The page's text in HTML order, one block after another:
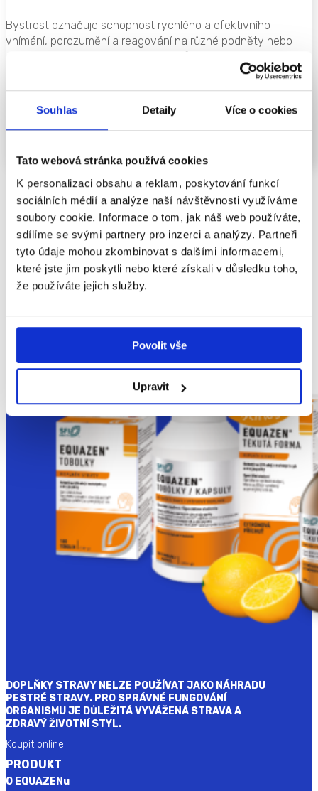
Souhlas Detaily Více o cookies
Tato webová stránka používá cookies
K personalizaci obsahu a reklam, poskytování funkcí
sociálních médií a analýze naší návštěvnosti využíváme
soubory cookie. Informace o tom, jak náš web používáte,
sdílíme se svými partnery pro inzerci a analýzy. Partneři
tyto údaje mohou zkombinovat s dalšími informacemi,
které jste jim poskytli nebo které získali v důsledku toho,
že používáte jejich služby.
Povolit vše
Upravit
Bystrost označuje schopnost rychlého a efektivního
vnímání, porozumění a reagování na různé podněty nebo
situace. V podstatě jde o rychlé a efektivní myšlení, které
nám pomáhá dobře se orientovat v okolním světě a zvládat
nové výzvy. Bystrost zahrnuje nejen naši schopnost rychle
se rozhodovat nebo reagovat na informace, ale také to, jak
rychle dokážeme pochopit nové věci, které se kolem nás
dějí.
ČÍST VÍCE
EQUAZEN®
DOPLŇKY STRAVY NELZE POUŽÍVAT JAKO NÁHRADU
PESTRÉ STRAVY. PRO SPRÁVNÉ FUNGOVÁNÍ
ORGANISMU JE DŮLEŽITÁ VYVÁŽENÁ STRAVA A
ZDRAVÝ ŽIVOTNÍ STYL.
Koupit online
PRODUKT
O EQUAZENu